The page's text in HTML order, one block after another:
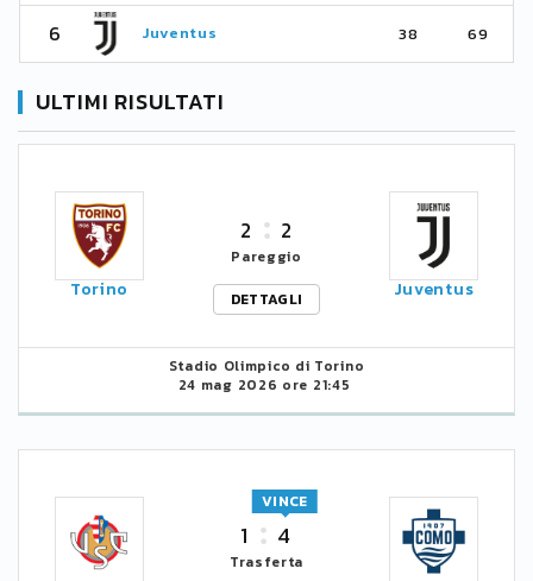
6 Juventus 38 69
ULTIMI RISULTATI
Torino
2 2
Pareggio
DETTAGLI
Juventus
Stadio Olimpico di Torino
24 mag 2026 ore 21:45
1 4
VINCE
Trasferta